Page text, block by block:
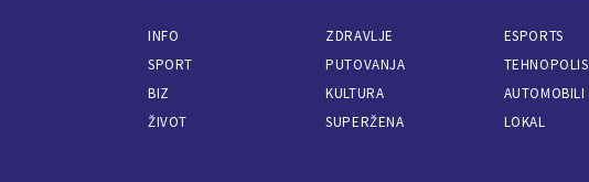
INFO
SPORT
BIZ
ŽIVOT
ZDRAVLJE
PUTOVANJA
KULTURA
SUPERŽENA
ESPORTS
TEHNOPOLIS
AUTOMOBILI
LOKAL